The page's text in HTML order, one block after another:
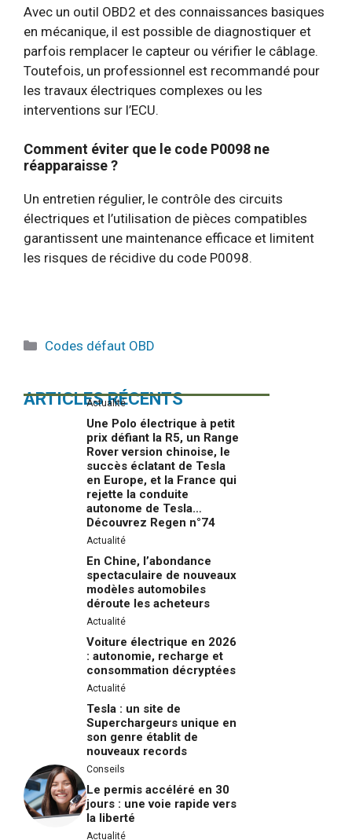
Avec un outil OBD2 et des connaissances basiques
en mécanique, il est possible de diagnostiquer et
parfois remplacer le capteur ou vérifier le câblage.
Toutefois, un professionnel est recommandé pour
les travaux électriques complexes ou les
interventions sur l’ECU.
Comment éviter que le code P0098 ne
réapparaisse ?
Un entretien régulier, le contrôle des circuits
électriques et l’utilisation de pièces compatibles
garantissent une maintenance efficace et limitent
les risques de récidive du code P0098.
Catégories
Codes défaut OBD
ARTICLES RÉCENTS
Actualité
Une Polo électrique à petit
prix défiant la R5, un Range
Rover version chinoise, le
succès éclatant de Tesla
en Europe, et la France qui
rejette la conduite
autonome de Tesla…
Découvrez Regen n°74
Actualité
En Chine, l’abondance
spectaculaire de nouveaux
modèles automobiles
déroute les acheteurs
Actualité
Voiture électrique en 2026
: autonomie, recharge et
consommation décryptées
Actualité
Tesla : un site de
Superchargeurs unique en
son genre établit de
nouveaux records
Conseils
Le permis accéléré en 30
jours : une voie rapide vers
la liberté
Actualité